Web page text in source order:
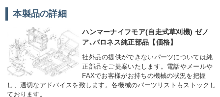
本製品の詳細
ハンマーナイフモア(自走式草刈機) ゼノ
ア､バロネス純正部品【価格】
社外品の提供ができないパーツについては純
正部品をご提案いたします。電話やメールや
FAXでお客様がお持ちの機械の状況を把握
し、適切なアドバイスを致します。各機械のパーツリストもストックし
ております。